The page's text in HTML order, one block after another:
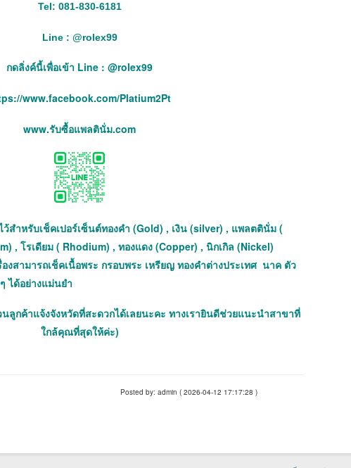
Tel: 081-830-6181
Line : @rolex99
กดลิ่งค์นี้เพื่อเข้า Line : @rolex99
www.facebook.com/Platium2Pt
www.รับซื้อแพลตินั่ม.com
ว้สำหรับเช็คเปอร์เซ็นต์ทองคำ (Gold) , เงิน (silver) , แพลตตินั่ม (
, โรเดียม ( Rhodium) , ทองแดง (Copper) , นิกเกิล (Nickel)
งสามารถเช็คเนื้อพระ กรอบพระ เหรียญ ทองคำต่างประเทศ นาค ตัว
ได้อย่างแม่นยำ
ลูกค้าแจ้งจังหวัดที่สะดวกได้เลยนะคะ ทางเรายินดีช่วยแนะนำสาขาที่
ใกล้คุณที่สุดให้ค่ะ)
Posted by: admin ( 2026-04-12 17:17:28 )